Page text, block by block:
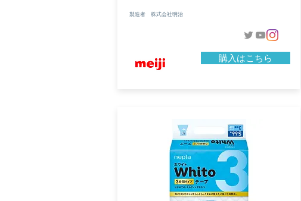
製造者 株式会社明治
購入はこちら